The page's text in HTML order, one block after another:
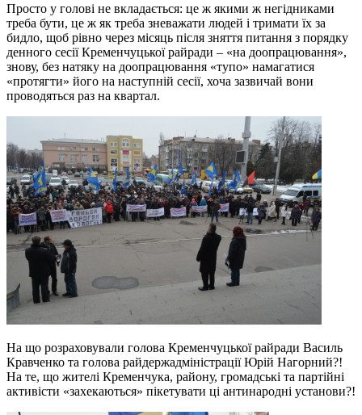
Просто у голові не вкладається: це ж якими ж негідниками
треба бути, це ж як треба зневажати людей і тримати їх за
бидло, щоб рівно через місяць після зняття питання з порядку
денного сесії Кременчуцької райради – «на доопрацювання»,
знову, без натяку на доопрацювання «тупо» намагатися
«протягти» його на наступній сесії, хоча зазвичай вони
проводяться раз на квартал.
На що розраховували голова Кременчуцької райради Василь
Кравченко та голова райдержадміністрації Юрій Нагорний?!
На те, що жителі Кременчука, району, громадські та партійні
активісти «захекаються» пікетувати ці антинародні установи?!